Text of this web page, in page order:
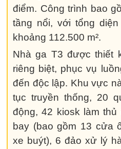
điểm. Công trình bao
tầng nổi, với tổng
khoảng 112.500 m².
Nhà ga T3 được thiết
riêng biệt, phục vụ
đến độc lập. Khu vực
tục truyền thống, 20
động, 42 kiosk làm
bay (bao gồm 13 cửa
xe buýt), 6 đảo xử lý